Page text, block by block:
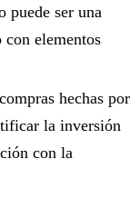
puede ser una
con elementos
hechas por
la inversión
con la